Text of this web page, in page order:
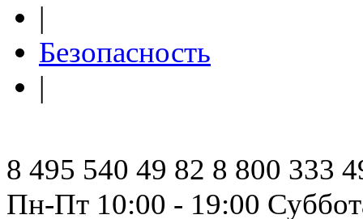
|
Безопасность
|
8 495 540 49 82 8 800 333
Пн-Пт 10:00 - 19:00